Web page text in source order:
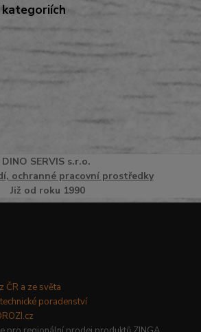
DINO SERVISs.r.o.
ochranné pracovní prostředky
Již od roku 1990
ČR a ze světa
poradenství